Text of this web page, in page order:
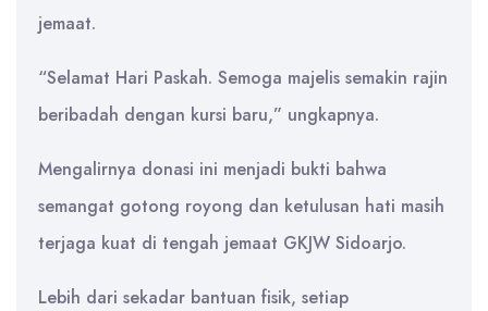
jemaat.
“Selamat Hari Paskah. Semoga majelis semakin rajin
beribadah dengan kursi baru,” ungkapnya.
Mengalirnya donasi ini menjadi bukti bahwa
semangat gotong royong dan ketulusan hati masih
terjaga kuat di tengah jemaat GKJW Sidoarjo.
Lebih dari sekadar bantuan fisik, setiap